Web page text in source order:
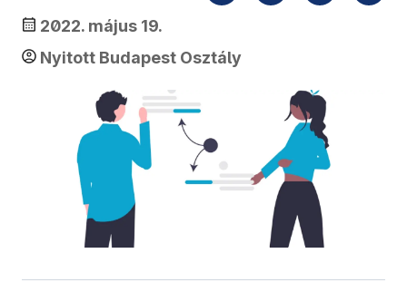
2022. május 19.
Nyitott Budapest Osztály